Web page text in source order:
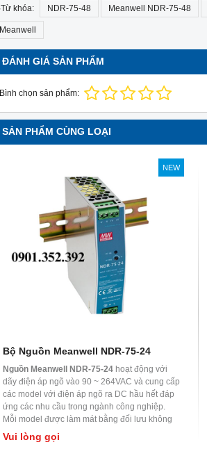
Từ khóa: NDR-75-48 Meanwell NDR-75-48
Meanwell
ĐÁNH GIÁ SẢN PHẨM
Bình chọn sản phẩm:
SẢN PHẨM CÙNG LOẠI
NEW
Bộ Nguồn Meanwell NDR-75-24
Nguồn Meanwell NDR-75-24 hoạt động với
dãy điện áp ngõ vào 90 ~ 264VAC và cung cấp
các model với điện áp ngõ ra DC hầu hết đáp
ứng các nhu cầu trong ngành công nghiệp.
Mỗi model được làm mát bằng đối lưu không
khí, nhiệt độ làm việc lên đến 70
dụng kiểm soát nhà máy hoặc thiết bị tự động
Vui lòng gọi